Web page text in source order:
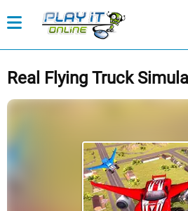
Real Flying Truck